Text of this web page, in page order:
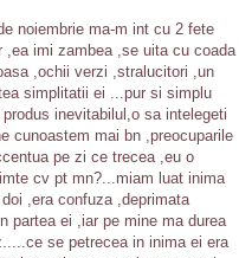
noiembrie ma-m int cu 2 fete
imi zambea ,se uita cu coada
,ochii verzi ,stralucitori ,un
simplitatii ei ...pur si simplu
inevitabilul,o sa intelegeti
cunoastem mai bn ,preocuparile
pe zi ce trecea ,eu o
cv pt mn?...miam luat inima
,era confuza ,deprimata
partea ei ,iar pe mine ma durea
se petrecea in inima ei era